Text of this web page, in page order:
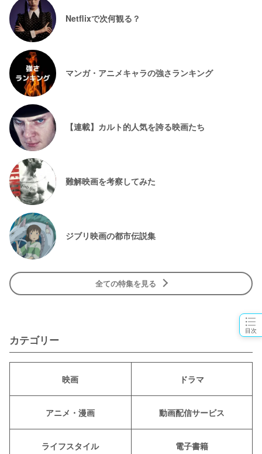
目次
Netflixで次何観る？
マンガ・アニメキャラの強さランキング
【連載】カルト的人気を誇る映画たち
難解映画を考察してみた
ジブリ映画の都市伝説集
全ての特集を見る
カテゴリー
映画 ドラマ
アニメ・漫画 動画配信サービス
ライフスタイル 電子書籍